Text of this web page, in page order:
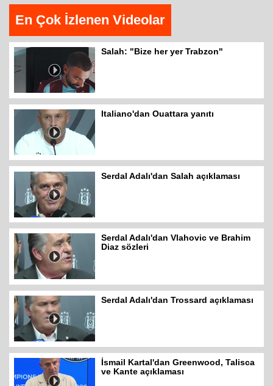
En Çok İzlenen Videolar
Salah: "Bize her yer Trabzon"
Italiano'dan Ouattara yanıtı
Serdal Adalı'dan Salah açıklaması
Serdal Adalı'dan Vlahovic ve Brahim
Diaz sözleri
Serdal Adalı'dan Trossard açıklaması
İsmail Kartal'dan Greenwood, Talisca
ve Kante açıklaması